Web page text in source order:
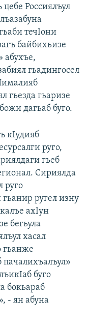
Россиялъул
течIони
байбихьизе
абухъе,
гьадингосел
гьезда гьаризе
дагьаб буго.
кIудияб
руго,
гьеб
Сириялда
руго
ругел изну
ахIун
бегьула
хасал
гьанже
буго
бокьараб
- ян абуна